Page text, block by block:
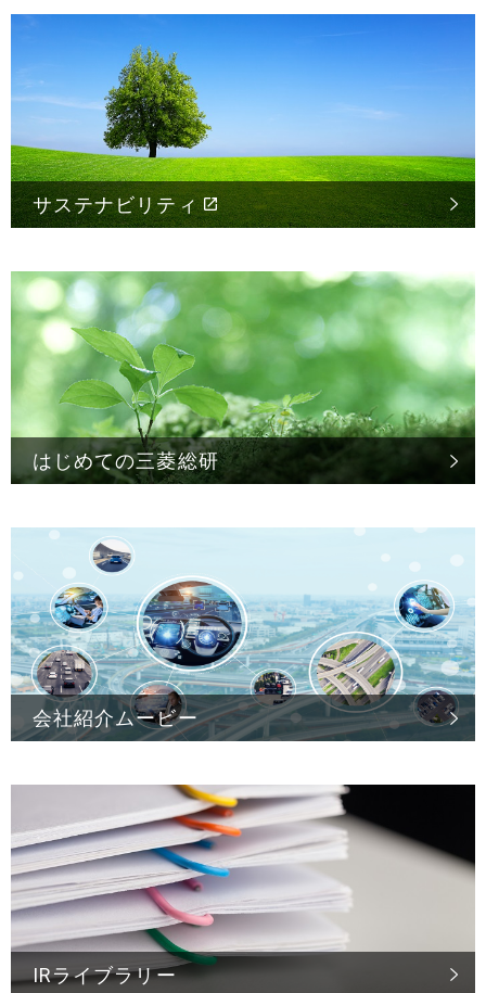
サステナビリティ
はじめての三菱総研
会社紹介ムービー
IRライブラリー